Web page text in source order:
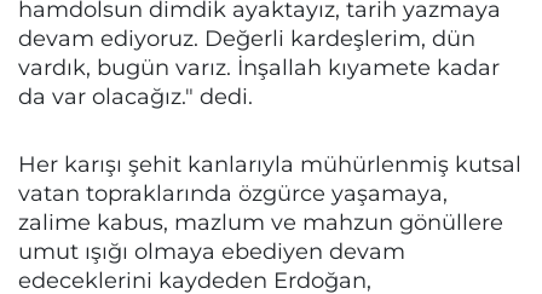
hamdolsun dimdik ayaktayız, tarih yazmaya
devam ediyoruz. Değerli kardeşlerim, dün
vardık, bugün varız. İnşallah kıyamete kadar
da var olacağız." dedi.
Her karışı şehit kanlarıyla mühürlenmiş kutsal
vatan topraklarında özgürce yaşamaya,
zalime kabus, mazlum ve mahzun gönüllere
umut ışığı olmaya ebediyen devam
edeceklerini kaydeden Erdoğan,